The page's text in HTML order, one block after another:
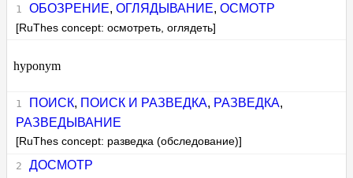
ОБОЗРЕНИЕ, ОГЛЯДЫВАНИЕ, ОСМОТР
[RuThes concept: осмотреть, оглядеть]
hyponym
ПОИСК, ПОИСК И РАЗВЕДКА, РАЗВЕДКА,
РАЗВЕДЫВАНИЕ
[RuThes concept: разведка (обследование)]
ДОСМОТР